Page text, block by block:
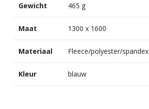
Gewicht 465 g
Maat 1300 x 1600
Materiaal Fleece/polyester/spandex
Kleur blauw